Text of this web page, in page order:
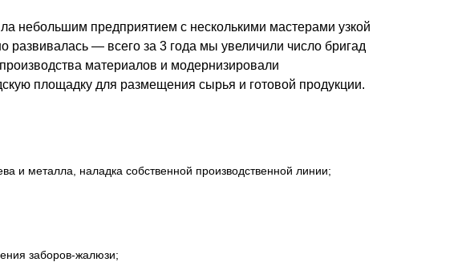
сам"
от импортных поставщиков и ведущих
только качественную продукцию.
небольшим предприятием с несколькими мастерами узкой
развивалась — всего за 3 года мы увеличили число бригад
материалов и модернизировали
площадку для размещения сырья и готовой продукции.
и металла, наладка собственной производственной линии;
заборов-жалюзи;